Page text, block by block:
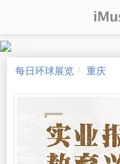
每日环球展览 重庆